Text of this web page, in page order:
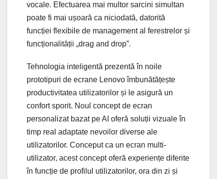
vocale. Efectuarea mai multor sarcini simultan
poate fi mai ușoară ca niciodată, datorită
funcției flexibile de management al ferestrelor și
funcționalității „drag and drop”.
Tehnologia inteligentă prezentă în noile
prototipuri de ecrane Lenovo îmbunătățește
productivitatea utilizatorilor și le asigură un
confort sporit. Noul concept de ecran
personalizat bazat pe AI oferă soluții vizuale în
timp real adaptate nevoilor diverse ale
utilizatorilor. Conceput ca un ecran multi-
utilizator, acest concept oferă experiențe diferite
în funcție de profilul utilizatorilor, ora din zi și